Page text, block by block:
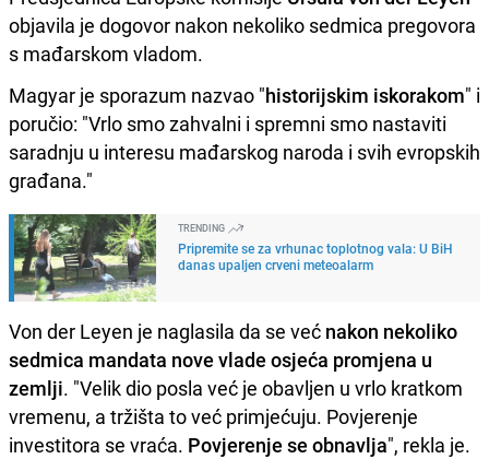
objavila je dogovor nakon nekoliko sedmica pregovora
s mađarskom vladom.
Magyar je sporazum nazvao "historijskim iskorakom" i
poručio: "Vrlo smo zahvalni i spremni smo nastaviti
saradnju u interesu mađarskog naroda i svih evropskih
građana."
TRENDING
Pripremite se za vrhunac toplotnog vala: U BiH
danas upaljen crveni meteoalarm
Von der Leyen je naglasila da se već nakon nekoliko
sedmica mandata nove vlade osjeća promjena u
zemlji. "Velik dio posla već je obavljen u vrlo kratkom
vremenu, a tržišta to već primjećuju. Povjerenje
investitora se vraća. Povjerenje se obnavlja", rekla je.